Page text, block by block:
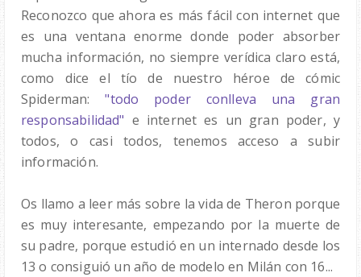
Reconozco que ahora es más fácil con internet que
es una ventana enorme donde poder absorber
mucha información, no siempre verídica claro está,
como dice el tío de nuestro héroe de cómic
Spiderman:"todo poder conlleva una gran
responsabilidad" e internet es un gran poder, y
todos, o casi todos, tenemos acceso a subir
información.
Os llamo a leer más sobre la vida de Theron porque
es muy interesante, empezando por la muerte de
su padre, porque estudió en un internado desde los
13 o consiguió un año de modelo en Milán con 16...